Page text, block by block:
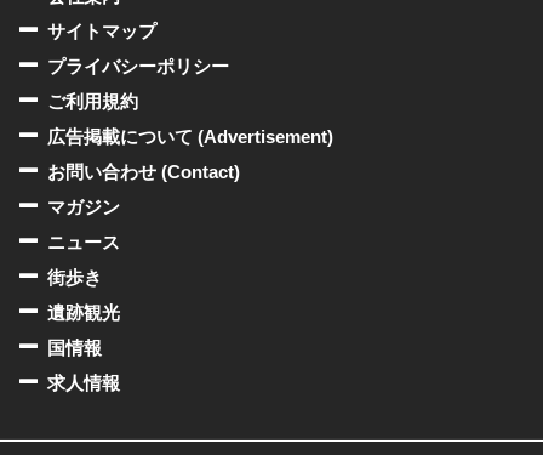
サイトマップ
プライバシーポリシー
ご利用規約
広告掲載について (Advertisement)
お問い合わせ (Contact)
マガジン
ニュース
街歩き
遺跡観光
国情報
求人情報